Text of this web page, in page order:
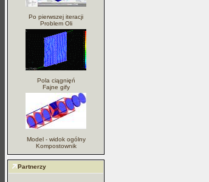
Po pierwszej iteracji
Problem Oli
Pola ciągnięń
Fajne gify
Model - widok ogólny
Kompostownik
Partnerzy